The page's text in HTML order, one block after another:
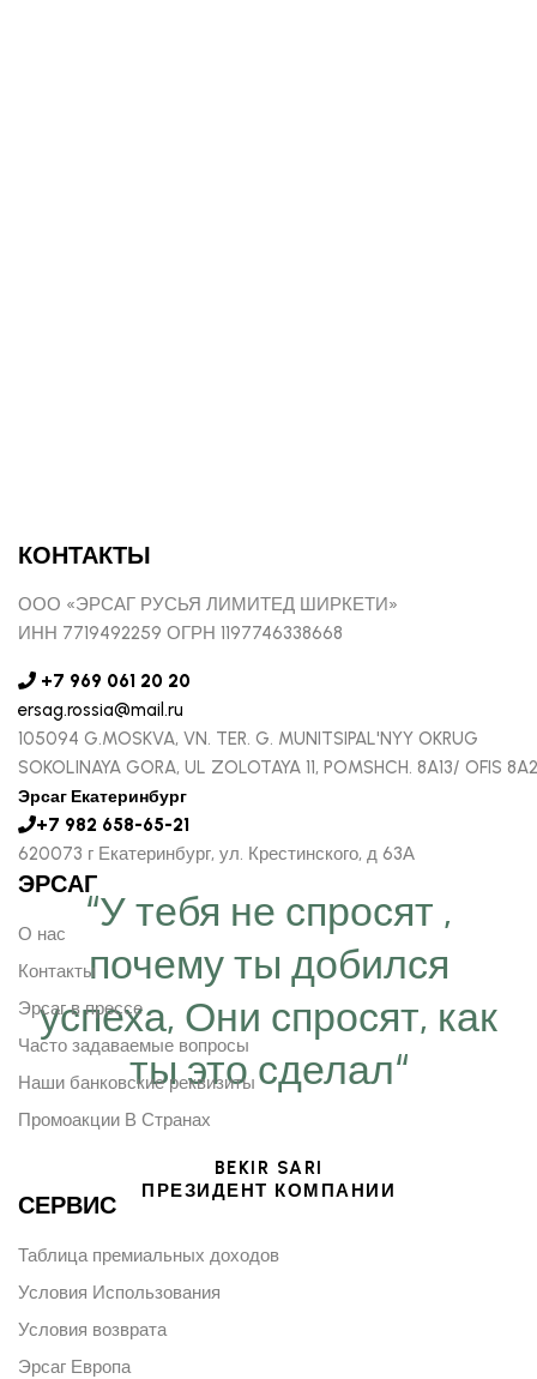
“У тебя не спросят ,
почему ты добился
успеха, Они спросят, как
ты это сделал“
BEKIR SARI
ПРЕЗИДЕНТ КОМПАНИИ
КОНТАКТЫ
ООО «ЭРСАГ РУСЬЯ ЛИМИТЕД ШИРКЕТИ»
ИНН 7719492259 ОГРН 1197746338668
+7 969 061 20 20
ersag.rossia@mail.ru
105094 G.MOSKVA, VN. TER. G. MUNITSIPAL'NYY OKRUG
SOKOLINAYA GORA, UL ZOLOTAYA 11, POMSHCH. 8A13/ OFIS
Эрсаг Екатеринбург
+7 982 658-65-21
620073 г Екатеринбург, ул. Крестинского, д 63А
ЭРСАГ
О нас
Контакты
Эрсаг в прессе
Часто задаваемые вопросы
Наши банковские реквизиты
Промоакции В Странах
СЕРВИС
Таблица премиальных доходов
Условия Использования
Условия возврата
Эрсаг Европа